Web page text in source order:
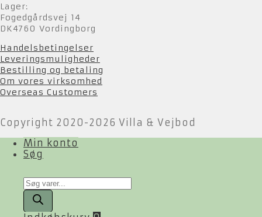
Lager:
Fogedgårdsvej 14
DK4760 Vordingborg
Handelsbetingelser
Leveringsmuligheder
Bestilling og betaling
Om vores virksomhed
Overseas Customers
Copyright 2020-2026 Villa & Vejbod
Min konto
Søg
Products
search